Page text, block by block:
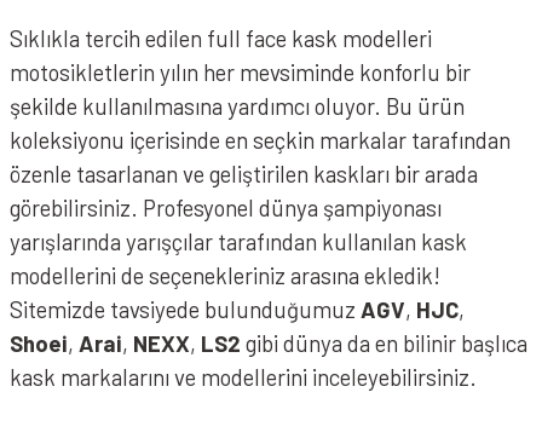
Sıklıkla tercih edilen full face kask modelleri
motosikletlerin yılın her mevsiminde konforlu bir
şekilde kullanılmasına yardımcı oluyor. Bu ürün
koleksiyonu içerisinde en seçkin markalar tarafından
özenle tasarlanan ve geliştirilen kaskları bir arada
görebilirsiniz. Profesyonel dünya şampiyonası
yarışlarında yarışçılar tarafından kullanılan kask
modellerini de seçenekleriniz arasına ekledik!
Sitemizde tavsiyede bulunduğumuz AGV, HJC,
Shoei, Arai, NEXX, LS2 gibi dünya da en bilinir başlıca
kask markalarını ve modellerini inceleyebilirsiniz.